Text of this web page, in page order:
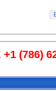
(786)